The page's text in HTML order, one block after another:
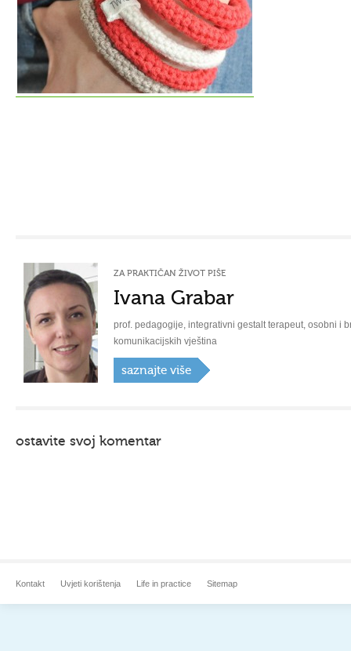
ZA PRAKTIČAN ŽIVOT PIŠE
Ivana Grabar
prof. pedagogije, integrativni gestalt terapeut, osobni i
komunikacijskih vještina
saznajte više
ostavite svoj komentar
Kontakt Uvjeti korištenja Life in practice Sitemap